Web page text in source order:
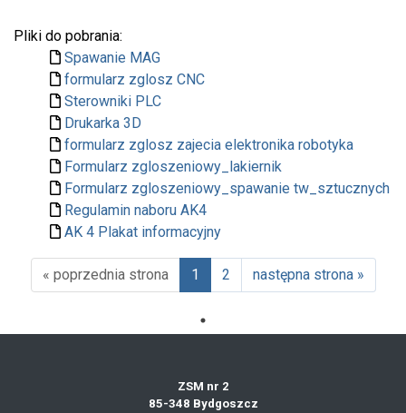
Pliki do pobrania:
Spawanie MAG
formularz zglosz CNC
Sterowniki PLC
Drukarka 3D
formularz zglosz zajecia elektronika robotyka
Formularz zgloszeniowy_lakiernik
Formularz zgloszeniowy_spawanie tw_sztucznych
Regulamin naboru AK4
AK 4 Plakat informacyjny
« poprzednia strona
1
2 następna strona »
ZSM nr 2
85-348 Bydgoszcz